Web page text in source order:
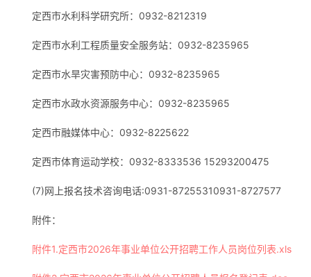
定西市水利科学研究所：0932-8212319
定西市水利工程质量安全服务站：0932-8235965
定西市水旱灾害预防中心：0932-8235965
定西市水政水资源服务中心：0932-8235965
定西市融媒体中心：0932-8225622
定西市体育运动学校：0932-8333536 15293200475
(7)网上报名技术咨询电话:0931-87255310931-8727577
附件：
附件1.定西市2026年事业单位公开招聘工作人员岗位列表.xls